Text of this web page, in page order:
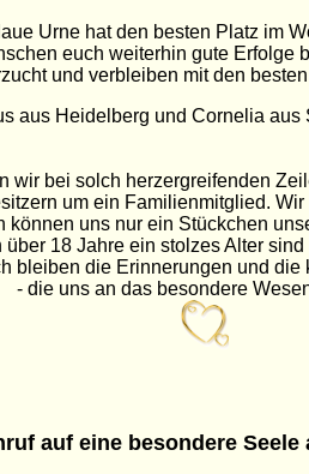
Urne hat den besten Platz im
euch weiterhin gute Erfolge
und verbleiben mit den
aus Heidelberg und Cornelia aus
wir bei solch herzergreifenden
um ein Familienmitglied.
können uns nur ein Stückchen
über 18 Jahre ein stolzes Alter sind
bleiben die Erinnerungen und die
- die uns an das besondere
auf eine besondere